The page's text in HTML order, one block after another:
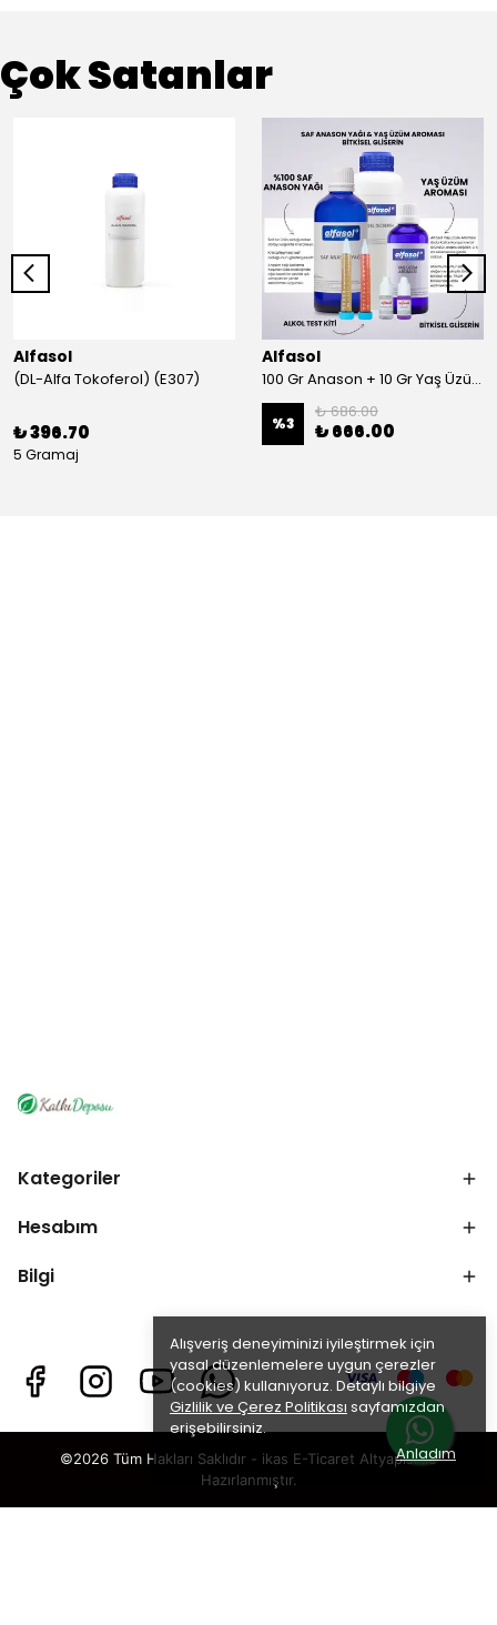
Alışveriş deneyiminizi iyileştirmek için
yasal düzenlemelere uygun çerezler
(cookies) kullanıyoruz. Detaylı bilgiye
Gizlilik ve Çerez Politikası sayfamızdan
erişebilirsiniz.
Anladım
Çok Satanlar
Alfasol
(DL-Alfa Tokoferol) (E307)
₺ 396.70
5 Gramaj
Alfasol
100 Gr Anason + 10 Gr Yaş Üzüm + 250 Gr Gliserin + Alkol Test Kiti
%3
₺ 686.00
₺ 666.00
Kategoriler
Hesabım
Bilgi
©2026 Tüm Hakları Saklıdır - ikas E-Ticaret Altyapısı ile
Hazırlanmıştır.